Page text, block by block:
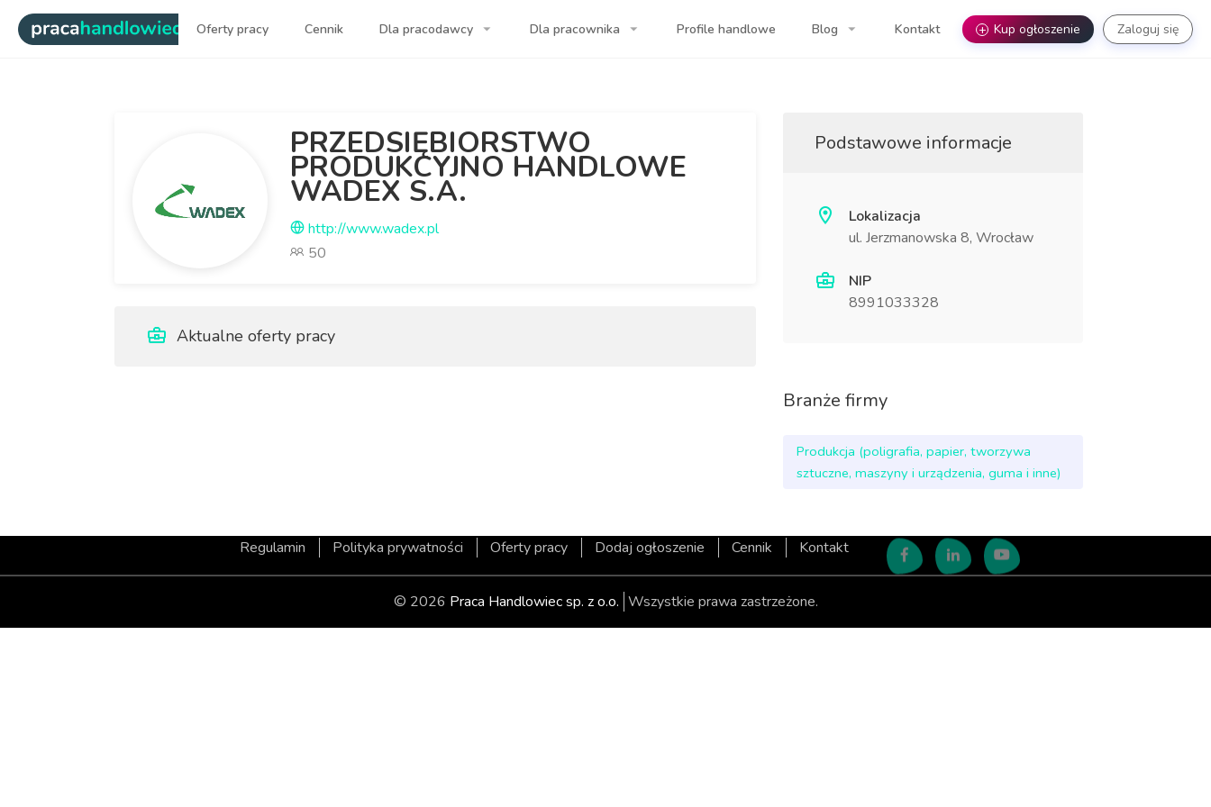
| Najlepsi ludzie sprzedaży dla Twojej firmy!
Oferty pracy Cennik Dla pracodawcy Dla pracownika Profile handlowe Blog Kontakt + Kup ogłoszenie Zaloguj się
PRZEDSIĘBIORSTWO
PRODUKCYJNO HANDLOWE
WADEX S.A.
http://www.wadex.pl
50
Aktualne oferty pracy
Podstawowe informacje
Lokalizacja
ul. Jerzmanowska 8, Wrocław
NIP
8991033328
Branże firmy
Produkcja (poligrafia, papier, tworzywa
sztuczne, maszyny i urządzenia, guma i inne)
Regulamin Polityka prywatności Oferty pracy Dodaj ogłoszenie Cennik Kontakt
© 2026 Praca Handlowiec sp. z o.o. Wszystkie prawa zastrzeżone.